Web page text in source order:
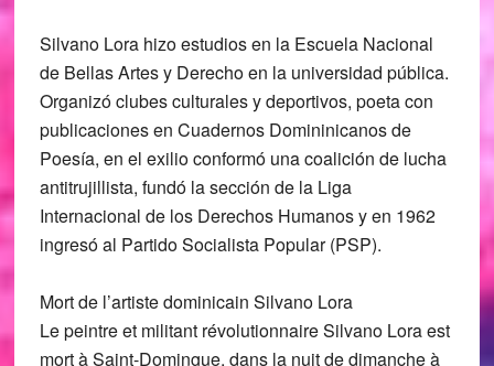
Silvano Lora hizo estudios en la Escuela Nacional
de Bellas Artes y Derecho en la universidad pública.
Organizó clubes culturales y deportivos, poeta con
publicaciones en Cuadernos Domininicanos de
Poesía, en el exilio conformó una coalición de lucha
antitrujillista, fundó la sección de la Liga
Internacional de los Derechos Humanos y en 1962
ingresó al Partido Socialista Popular (PSP).
Mort de l’artiste dominicain Silvano Lora
Le peintre et militant révolutionnaire Silvano Lora est
mort à Saint-Domingue, dans la nuit de dimanche à